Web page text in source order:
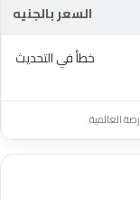
السعر بالجنيه
خطأ في التحديث
العالمية.